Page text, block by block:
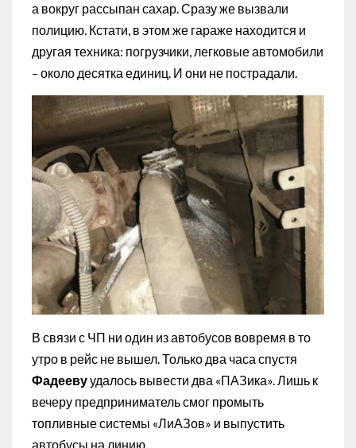
а вокруг рассыпан сахар. Сразу же вызвали
полицию. Кстати, в этом же гараже находится и
другая техника: погрузчики, легковые автомобили
– около десятка единиц. И они не пострадали.
В связи с ЧП ни один из автобусов вовремя в то
утро в рейс не вышел. Только два часа спустя
Фадеевуудалось вывести два «ПАЗика». Лишь к
вечеру предприниматель смог промыть
топливные системы «ЛиАЗов» и выпустить
автобусы на линию.